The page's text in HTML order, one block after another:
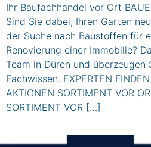
Ihr Baufachhandel vor Ort
Sind Sie dabei, Ihren Garten
der Suche nach Baustoffen für
Renovierung einer Immobilie?
Team in Düren und überzeugen
Fachwissen. EXPERTEN
AKTIONEN SORTIMENT VOR
SORTIMENT VOR […]